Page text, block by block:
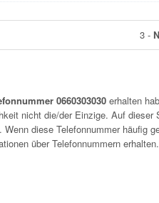
3-
0660303030 erhalten
nicht die/der Einzige. Auf dieser
Wenn diese Telefonnummer häufig
über Telefonnummern erhalten.